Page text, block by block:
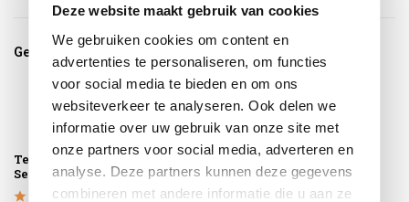
Deze website maakt gebruik van cookies
We gebruiken cookies om content en
advertenties te personaliseren, om functies
voor social media te bieden en om ons
websiteverkeer te analyseren. Ook delen we
informatie over uw gebruik van onze site met
onze partners voor social media, adverteren en
analyse. Deze partners kunnen deze gegevens
combineren met andere informatie die u aan ze
Gerelateerde producten
Teak Protector 4-
Seasons Outdoor